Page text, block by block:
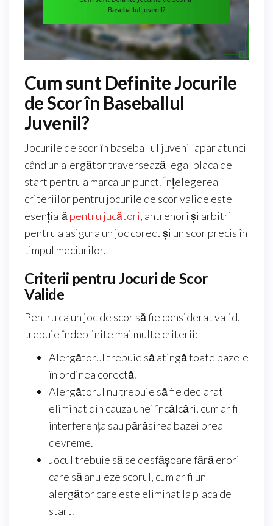
Cum sunt Definite Jocurile
de Scor în Baseballul
Juvenil?
Jocurile de scor în baseballul juvenil apar atunci
când un alergător traversează legal placa de
start pentru a marca un punct. Înțelegerea
criteriilor pentru jocurile de scor valide este
esențialăpentru jucători, antrenori și arbitri
pentru a asigura un joc corect și un scor precis în
timpul meciurilor.
Criterii pentru Jocuri de Scor
Valide
Pentru ca un joc de scor să fie considerat valid,
trebuie îndeplinite mai multe criterii:
Alergătorul trebuie să atingă toate bazele
în ordinea corectă.
Alergătorul nu trebuie să fie declarat
eliminat din cauza unei încălcări, cum ar fi
interferența sau părăsirea bazei prea
devreme.
Jocul trebuie să se desfășoare fără erori
care să anuleze scorul, cum ar fi un
alergător care este eliminat la placa de
start.